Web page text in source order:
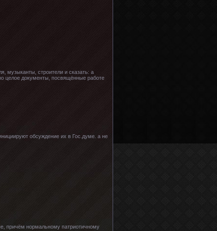
музыканты, строители и сказать: а
целое документы, посвящённые работе
обсуждение их в Гос.думе. а не
причём нормальному патриотичному